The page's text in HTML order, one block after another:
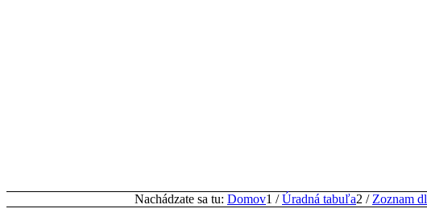
Nachádzate sa tu: Domov1 / Úradná tabuľa2 / Zoznam